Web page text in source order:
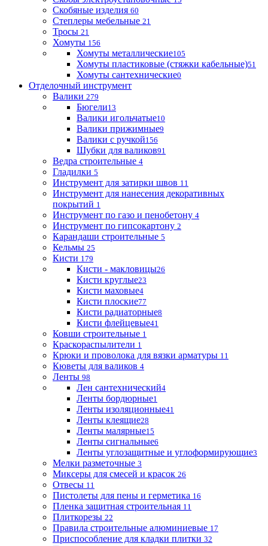
Скобяные изделия 60
Степлеры мебельные 21
Тросы 21
Хомуты 156
Хомуты металлические105
Хомуты пластиковые (стяжки кабельные)51
Хомуты сантехнические0
Отделочный инструмент
Валики 279
Бюгели13
Валики игольчатые10
Валики прижимные9
Валики с ручкой156
Шубки для валиков91
Ведра строительные 4
Гладилки 5
Инструмент для затирки швов 11
Инструмент для нанесения декоративных
покрытий 1
Инструмент по газо и пенобетону 4
Инструмент по гипсокартону 2
Карандаши строительные 5
Кельмы 25
Кисти 179
Кисти - макловицы26
Кисти круглые23
Кисти маховые4
Кисти плоские77
Кисти радиаторные8
Кисти флейцевые41
Ковши строительные 1
Краскораспылители 1
Крюки и проволока для вязки арматуры 11
Кюветы для валиков 4
Ленты 98
Лен сантехнический4
Ленты бордюрные1
Ленты изоляционные41
Ленты клеящие28
Ленты малярные15
Ленты сигнальные6
Ленты углозащитные и углоформирующие3
Мелки разметочные 3
Миксеры для смесей и красок 26
Отвесы 11
Пистолеты для пены и герметика 16
Пленка защитная строительная 11
Плиткорезы 22
Правила строительные алюминиевые 17
Приспособление для кладки плитки 32